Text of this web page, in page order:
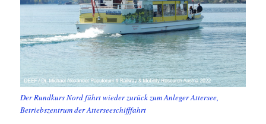
Der Rundkurs Nord führt wieder zurück zum Anleger Attersee,
Betriebszentrum der Atterseeschifffahrt